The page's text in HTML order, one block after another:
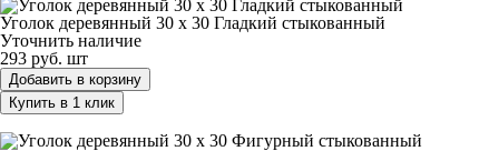
Уголок деревянный 30 х 30 Гладкий стыкованный
Уточнить наличие
293 руб. шт
Добавить в корзину
Купить в 1 клик